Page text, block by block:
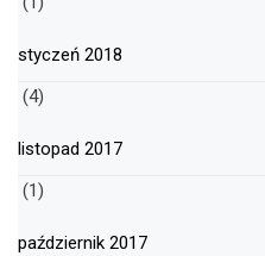
styczeń 2018
(4)
listopad 2017
(1)
październik 2017